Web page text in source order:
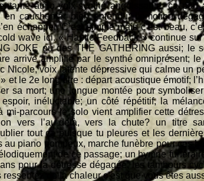
atmo voix-synthé angoissante, ça
cauchemar bien entendu; l’émotion
échapper. C’est simple mais c’est beau,
wave ici. « Haptic Feedback » continue
JOKE ou des THE GATHERING aussi; le
arrive amplifié par le synthé omniprésent;
Nicole, voix latente dépressive qui calme un
et le 2e long titre : départ acoustique émotif;
sa mort; une longue montée pour
inéluctable; un côté répétitif, la
mi-parcours le solo vient amplifier cette
vers l’au-delà, vers la chute? un titre
tout ça puisque tu pleures et les
au piano pompeux, marche funèbre pour ces
de ce passage; un hymne
pour la détresse dégagée, les tambours
de la chaleur c’est que vous êtes